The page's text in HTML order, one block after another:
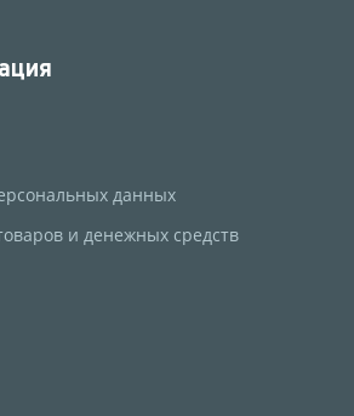
данных
и денежных средств